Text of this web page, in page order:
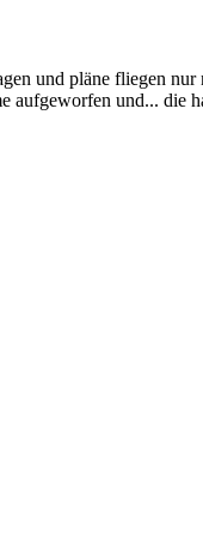
und pläne fliegen
aufgeworfen und... die